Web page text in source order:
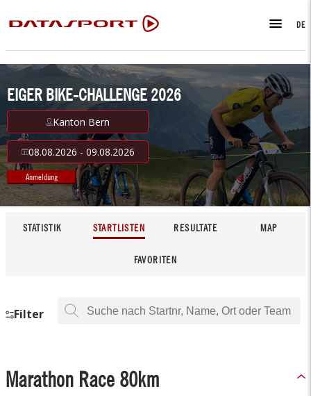
DE
EIGER BIKE-CHALLENGE 2026
Kanton Bern
08.08.2026 - 09.08.2026
Anmeldung
STATISTIK STARTLISTEN RESULTATE MAP
FAVORITEN
Filter
Marathon Race 80km